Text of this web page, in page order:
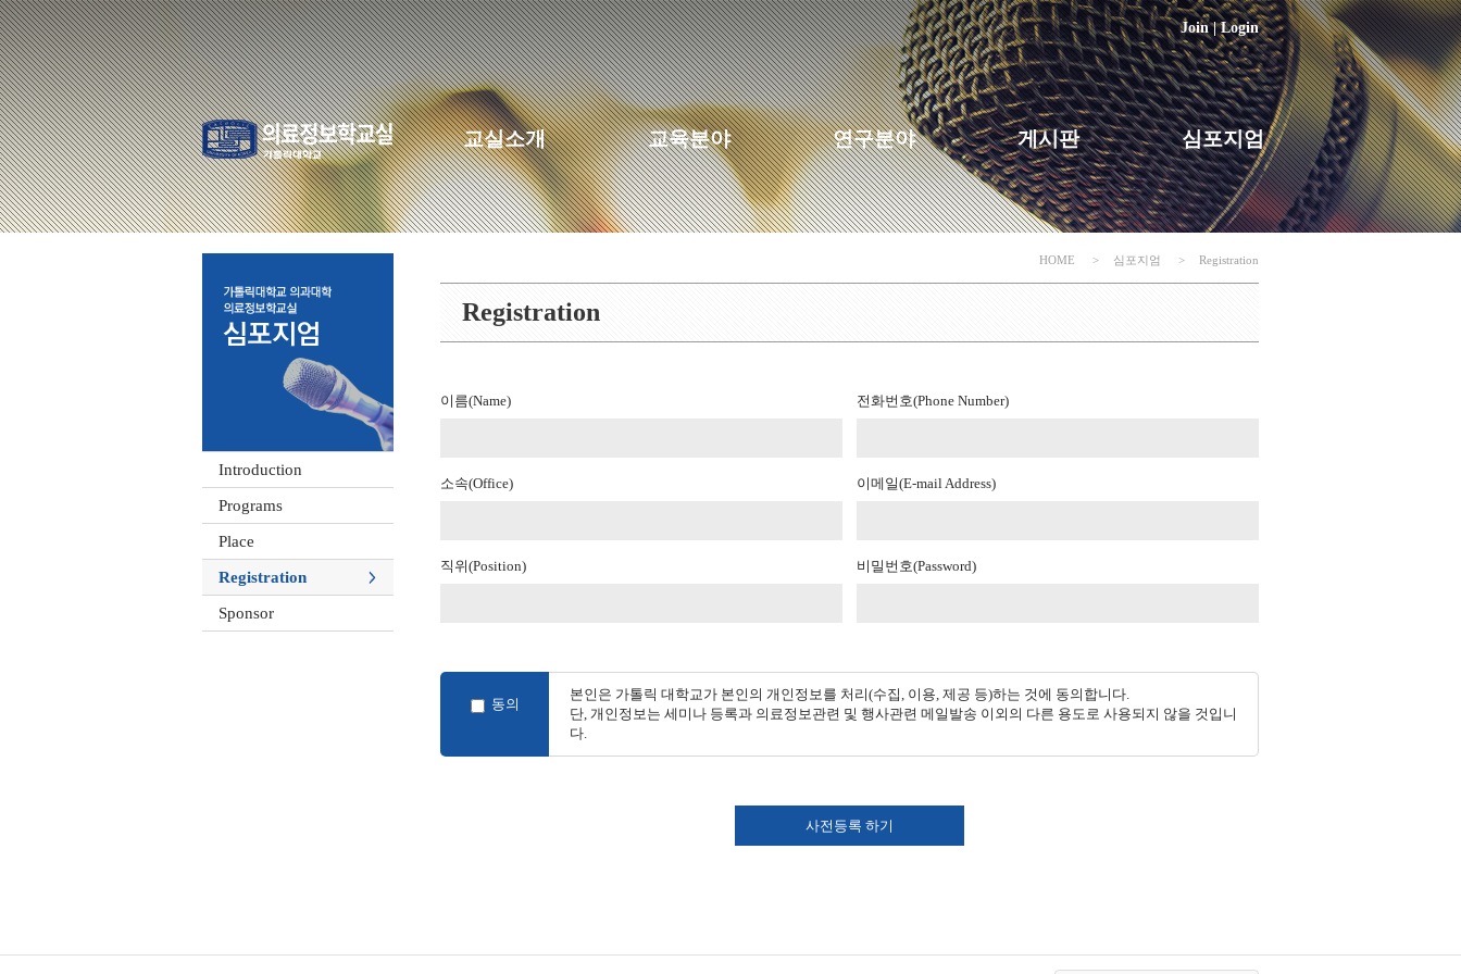
Join|Login
교실소개 교육분야 연구분야 게시판 심포지엄
Introduction
Programs
Place
Registration
Sponsor
HOME > 심포지엄 > Registration
Registration
이름(Name) 전화번호(Phone Number)
소속(Office) 이메일(E-mail Address)
직위(Position) 비밀번호(Password)
동의
본인은 가톨릭 대학교가 본인의 개인정보를 처리(수집, 이용, 제공 등)하는 것에 동의합니다.
단, 개인정보는 세미나 등록과 의료정보관련 및 행사관련 메일발송 이외의 다른 용도로 사용되지 않을 것입니
다.
사전등록 하기